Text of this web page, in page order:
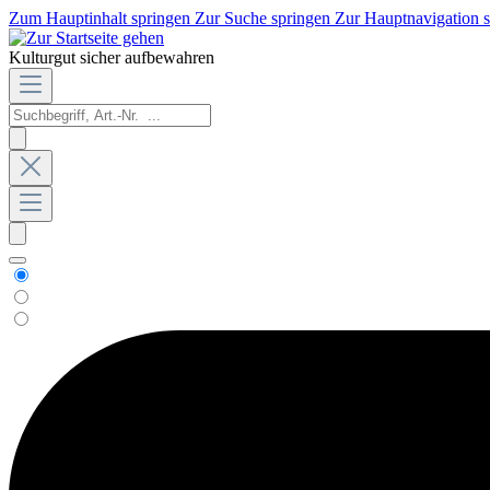
Zum Hauptinhalt springen Zur Suche springen Zur Hauptnavigation
Kulturgut sicher aufbewahren